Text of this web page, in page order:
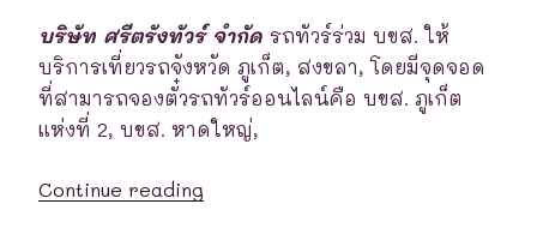
บริษัท ศรีตรังทัวร์ จำกัด รถทัวร์ร่วม บขส. ให้
บริการเที่ยวรถจังหวัด ภูเก็ต, สงขลา, โดยมีจุดจอด
ที่สามารถจองตั๋วรถทัวร์ออนไลน์คือ บขส. ภูเก็ต
แห่งที่ 2, บขส. หาดใหญ่,
Continue reading